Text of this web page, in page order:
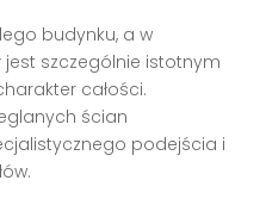
budynku, a w
jest szczególnie istotnym
całości.
ścian
podejścia i